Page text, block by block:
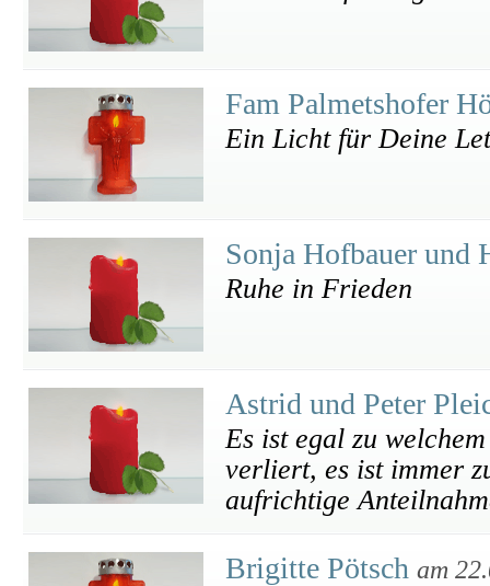
Fam Palmetshofer
Ein Licht für Deine
Sonja Hofbauer und
Ruhe in Frieden
Astrid und Peter
Es ist egal zu
verliert, es ist immer
aufrichtige
Brigitte Pötsch am